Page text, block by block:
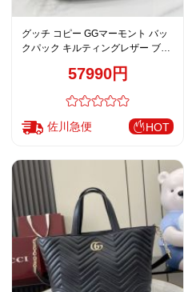
グッチ コピー GGマーモント バッ
クパック キルティングレザー ブラ
57990円
佐川急便 HOT